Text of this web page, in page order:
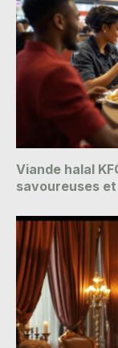
Viande halal
savoureuses